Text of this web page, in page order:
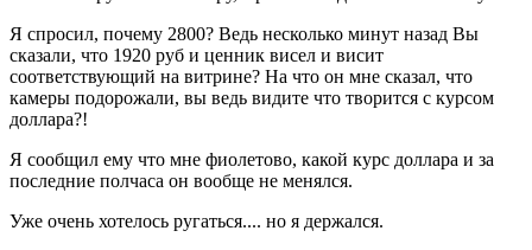
Я спросил, почему 2800? Ведь несколько минут назад Вы
сказали, что 1920 руб и ценник висел и висит
соответствующий на витрине? На что он мне сказал, что
камеры подорожали, вы ведь видите что творится с курсом
доллара?!
Я сообщил ему что мне фиолетово, какой курс доллара и за
последние полчаса он вообще не менялся.
Уже очень хотелось ругаться.... но я держался.